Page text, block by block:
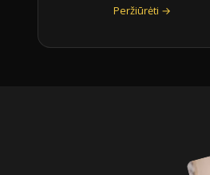
Peržiūrėti →